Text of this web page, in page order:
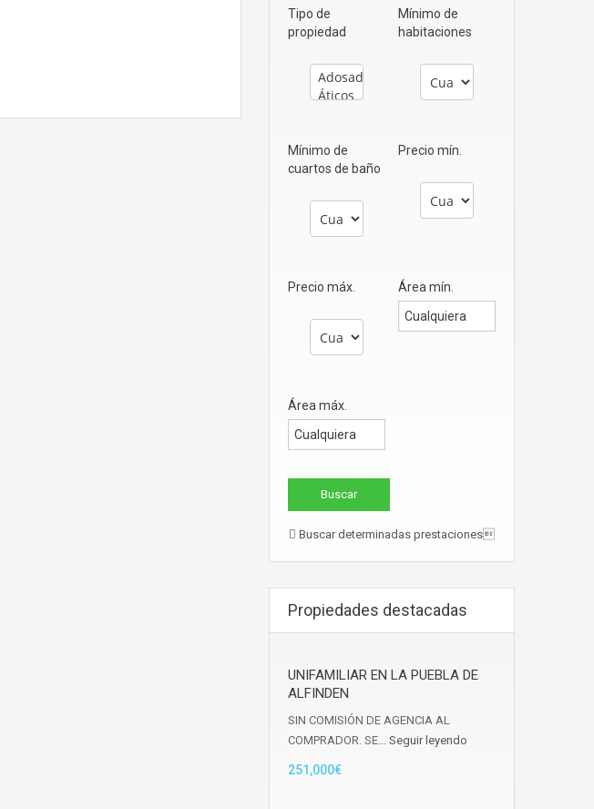
Tipo de
propiedad
Mínimo de
habitaciones
Mínimo de
cuartos de baño
Precio mín.
Precio máx. Área mín.
Área máx.
Buscar determinadas prestaciones
Propiedades destacadas
UNIFAMILIAR EN LA PUEBLA DE
ALFINDEN
SIN COMISIÓN DE AGENCIA AL
COMPRADOR. SE… Seguir leyendo
251,000€